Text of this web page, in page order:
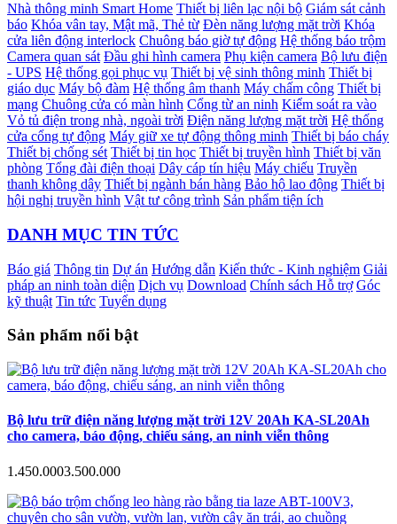
Nhà thông minh Smart Home Thiết bị liên lạc nội bộ Giám sát cảnh
báo Khóa vân tay, Mật mã, Thẻ từ Đèn năng lượng mặt trời Khóa
cửa liên động interlock Chuông báo giờ tự động Hệ thống báo trộm
Camera quan sát Đầu ghi hình camera Phụ kiện camera Bộ lưu điện
- UPS Hệ thống gọi phục vụ Thiết bị vệ sinh thông minh Thiết bị
giáo dục Máy bộ đàm Hệ thống âm thanh Máy chấm công Thiết bị
mạng Chuông cửa có màn hình Cổng từ an ninh Kiểm soát ra vào
Vỏ tủ điện trong nhà, ngoài trời Điện năng lượng mặt trời Hệ thống
cửa cổng tự động Máy giữ xe tự động thông minh Thiết bị báo cháy
Thiết bị chống sét Thiết bị tin học Thiết bị truyền hình Thiết bị văn
phòng Tổng đài điện thoại Dây cáp tín hiệu Máy chiếu Truyền
thanh không dây Thiết bị ngành bán hàng Bảo hộ lao động Thiết bị
hội nghị truyền hình Vật tư công trình Sản phẩm tiện ích
DANH MỤC TIN TỨC
Báo giá Thông tin Dự án Hướng dẫn Kiến thức - Kinh nghiệm Giải
pháp an ninh toàn diện Dịch vụ Download Chính sách Hỗ trợ Góc
kỹ thuật Tin tức Tuyển dụng
Sản phẩm nổi bật
Bộ lưu trữ điện năng lượng mặt trời 12V 20Ah KA-SL20Ah
cho camera, báo động, chiếu sáng, an ninh viễn thông
1.450.0003.500.000